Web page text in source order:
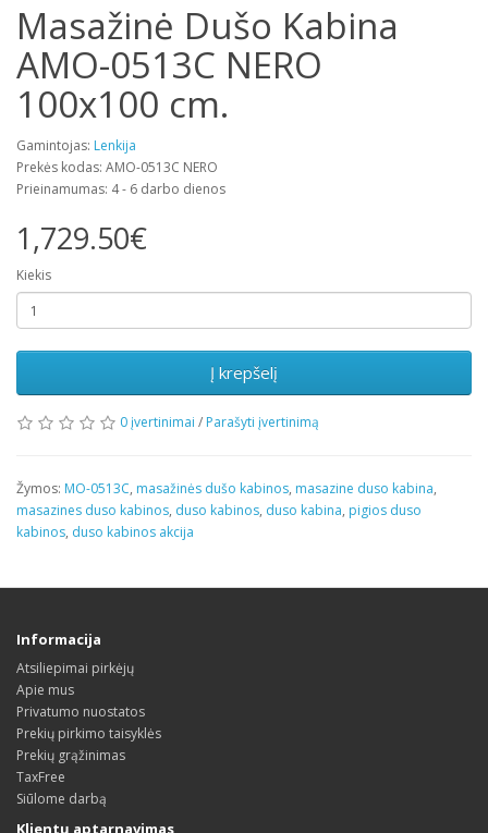
Masažinė Dušo Kabina
AMO-0513C NERO
100x100 cm.
Gamintojas: Lenkija
Prekės kodas: AMO-0513C NERO
Prieinamumas: 4 - 6 darbo dienos
1,729.50€
Kiekis
Į krepšelį
0 įvertinimai / Parašyti įvertinimą
Žymos: MO-0513C, masažinės dušo kabinos, masazine duso kabina,
masazines duso kabinos, duso kabinos, duso kabina, pigios duso
kabinos, duso kabinos akcija
Informacija
Atsiliepimai pirkėjų
Apie mus
Privatumo nuostatos
Prekių pirkimo taisyklės
Prekių grąžinimas
TaxFree
Siūlome darbą
Klientų aptarnavimas